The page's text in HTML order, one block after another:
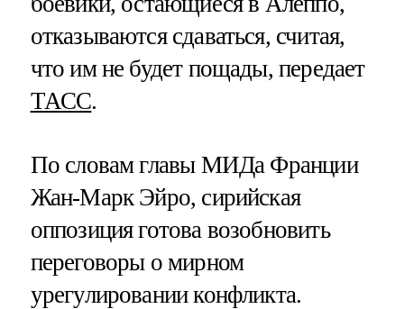
отказываются сдаваться, считая,
что им не будет пощады, передает
ТАСС.
По словам главы МИДа Франции
Жан-Марк Эйро, сирийская
оппозиция готова возобновить
переговоры о мирном
урегулировании конфликта.